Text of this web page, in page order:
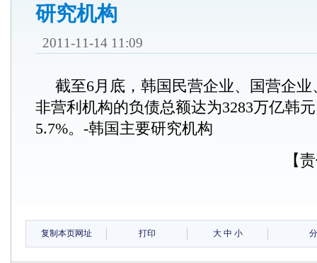
研究机构
2011-11-14 11:09
截至6月底，韩国民营企业、国营企
非营利机构的负债总额达为3283万亿韩
5.7%。-韩国主要研究机构
【
复制本页网址 打印 大 中 小